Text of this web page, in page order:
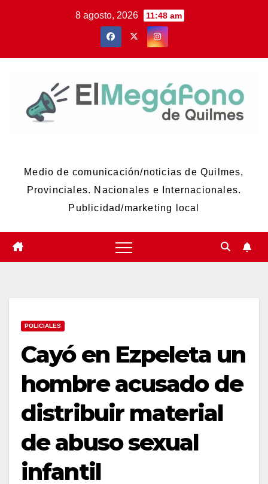
8 agosto, 2026 11:48 am
Medio de comunicación/noticias de Quilmes,
Provinciales. Nacionales e Internacionales.
Publicidad/marketing local
POLICIALES
Cayó en Ezpeleta un
hombre acusado de
distribuir material
de abuso sexual
infantil